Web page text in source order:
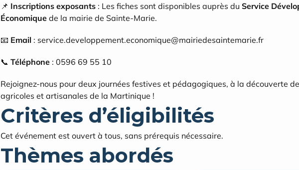
📌 Inscriptions exposants : Les fiches sont disponibles auprès du Service
Économique de la mairie de Sainte-Marie.
📧 Email : service.developpement.economique@mairiedesaintemarie.fr
📞 Téléphone : 0596 69 55 10
Rejoignez-nous pour deux journées festives et pédagogiques, à la découverte
agricoles et artisanales de la Martinique !
Critères d’éligibilités
Cet événement est ouvert à tous, sans prérequis nécessaire.
Thèmes abordés